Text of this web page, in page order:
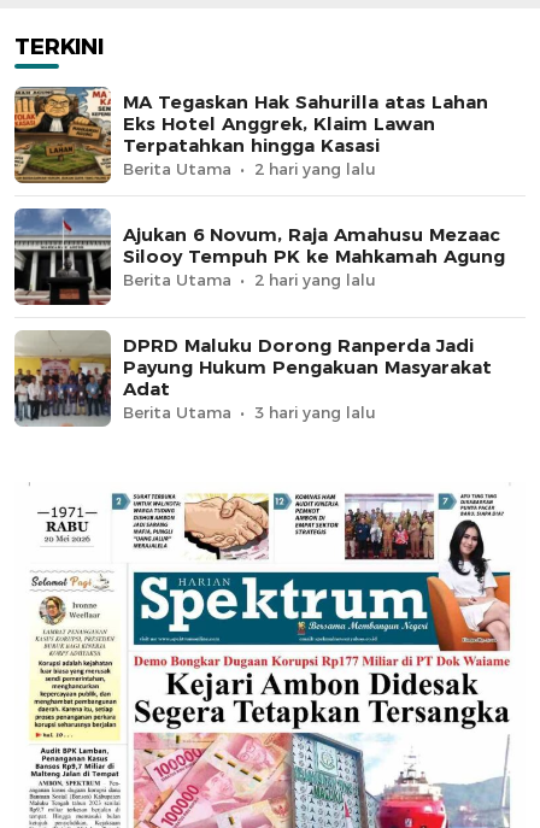
TERKINI
MA Tegaskan Hak Sahurilla atas Lahan
Eks Hotel Anggrek, Klaim Lawan
Terpatahkan hingga Kasasi
Berita Utama 2 hari yang lalu
Ajukan 6 Novum, Raja Amahusu Mezaac
Silooy Tempuh PK ke Mahkamah Agung
Berita Utama 2 hari yang lalu
DPRD Maluku Dorong Ranperda Jadi
Payung Hukum Pengakuan Masyarakat
Adat
Berita Utama 3 hari yang lalu